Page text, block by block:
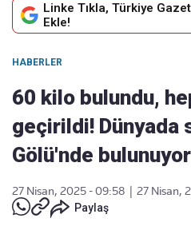
Linke Tıkla, Türkiye
Ekle!
HABERLER
60 kilo bulundu,
geçirildi! Dünyada
Gölü'nde bulunuyor
27 Nisan, 2025 - 09:58
27 Nisan,
Paylaş